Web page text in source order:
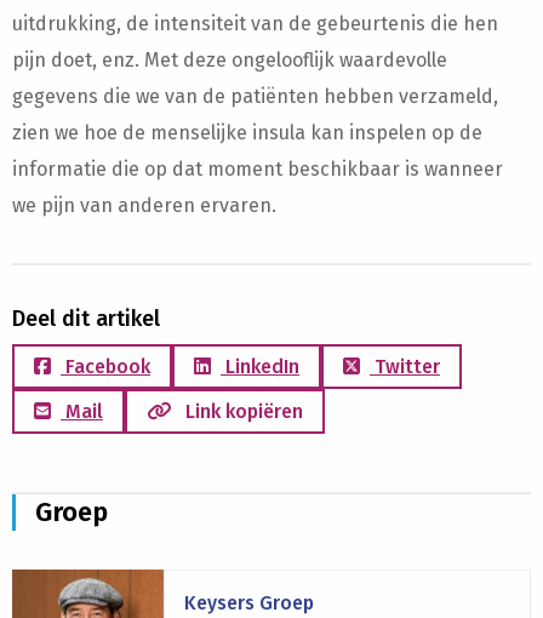
uitdrukking, de intensiteit van de gebeurtenis die hen
pijn doet, enz. Met deze ongelooflijk waardevolle
gegevens die we van de patiënten hebben verzameld,
zien we hoe de menselijke insula kan inspelen op de
informatie die op dat moment beschikbaar is wanneer
we pijn van anderen ervaren.
Deel dit artikel
Facebook LinkedIn
Twitter
Mail
Link kopiëren
Groep
Keysers Groep